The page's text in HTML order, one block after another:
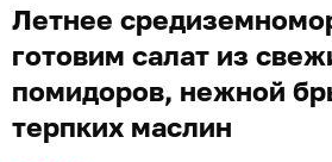
Летнее
готовим салат из
помидоров, нежной
терпких маслин